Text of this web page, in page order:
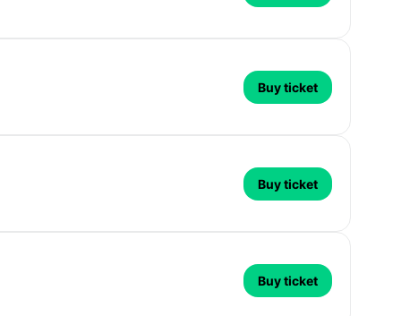
Buy ticket
Buy ticket
Buy ticket